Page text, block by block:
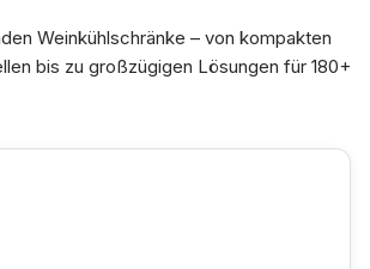
Weinkühlschränke – von kompakten
bis zu großzügigen Lösungen für 180+